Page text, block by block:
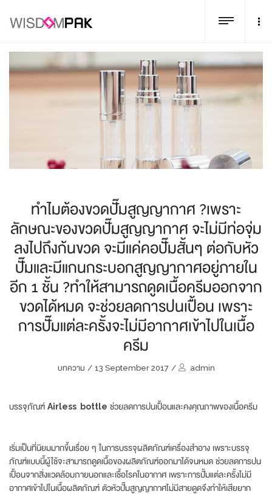
ทำไมต้องขวดปั๊มสูญญากาศ ?เพราะ
ลักษณะของขวดปั๊มสูญญากาศ จะไม่มีท่อจุ่ม
ลงไปถึงก้นขวด จะมีแค่คอปั๊มสั้นๆ ต่อกับหัว
ปั๊มและมีแกนกระบอกสูญญากาศอยู่ภายใน
อีก 1 ชั้น ?ทำให้สามารถดูดเนื้อครีมออกจาก
ขวดได้หมด จะช่วยลดการปนเปื้อน เพราะ
การปั๊มแต่ละครั้งจะไม่มีอากาศเข้าไปในเนื้อ
ครีม
บทความ / 13 September 2017 / admin
บรรจุภัณฑ์ Airless bottle ช่วยลดการปนเปื้อนและคงคุณภาพของเนื้อครีม
เริ่มเป็นที่นิยมมากขึ้นเรื่อย ๆ ในการบรรจุผลิตภัณฑ์เครื่องสำอาง เพราะบรรจุ
ภัณฑ์แบบนี้ผู้ใช้จะสามารถดูดเนื้อของผลิตภัณฑ์ออกมาได้จนหมด ช่วยลดการปน
เปื้อนจากสิ่งแวดล้อมภายนอกและเชื้อโรคในอากาศ เพราะการปั้มแต่ละครั้งไม่มี
อากาศเข้าไปในเนื้อผลิตภัณฑ์ ตัวหัวปั๊มสูญญากาศไม่มีสายดูดจึงทำให้เสียยาก